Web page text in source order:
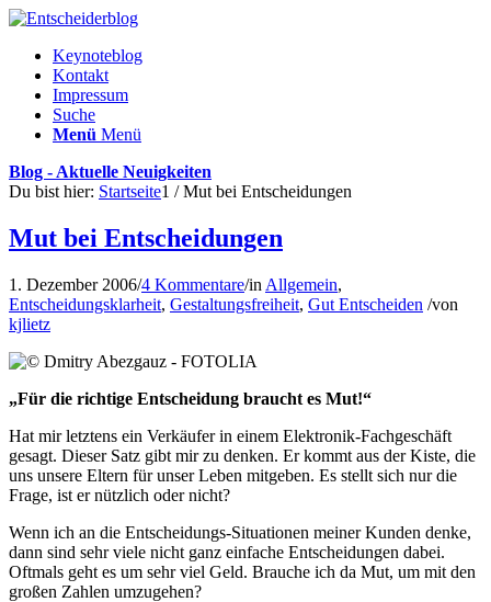
Keynoteblog
Kontakt
Impressum
Suche
Menü Menü
Blog - Aktuelle Neuigkeiten
Du bist hier: Startseite1 / Mut bei Entscheidungen
Mut bei Entscheidungen
1. Dezember 2006/4 Kommentare/in Allgemein,
Entscheidungsklarheit, Gestaltungsfreiheit, Gut Entscheiden /von
kjlietz
„Für die richtige Entscheidung braucht es Mut!“
Hat mir letztens ein Verkäufer in einem Elektronik-Fachgeschäft
gesagt. Dieser Satz gibt mir zu denken. Er kommt aus der Kiste, die
uns unsere Eltern für unser Leben mitgeben. Es stellt sich nur die
Frage, ist er nützlich oder nicht?
Wenn ich an die Entscheidungs-Situationen meiner Kunden denke,
dann sind sehr viele nicht ganz einfache Entscheidungen dabei.
Oftmals geht es um sehr viel Geld. Brauche ich da Mut, um mit den
großen Zahlen umzugehen?